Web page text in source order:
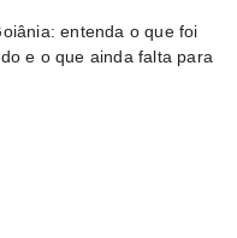
entenda o que foi
e o que ainda falta para